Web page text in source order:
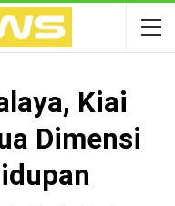
Kiai
Dimensi